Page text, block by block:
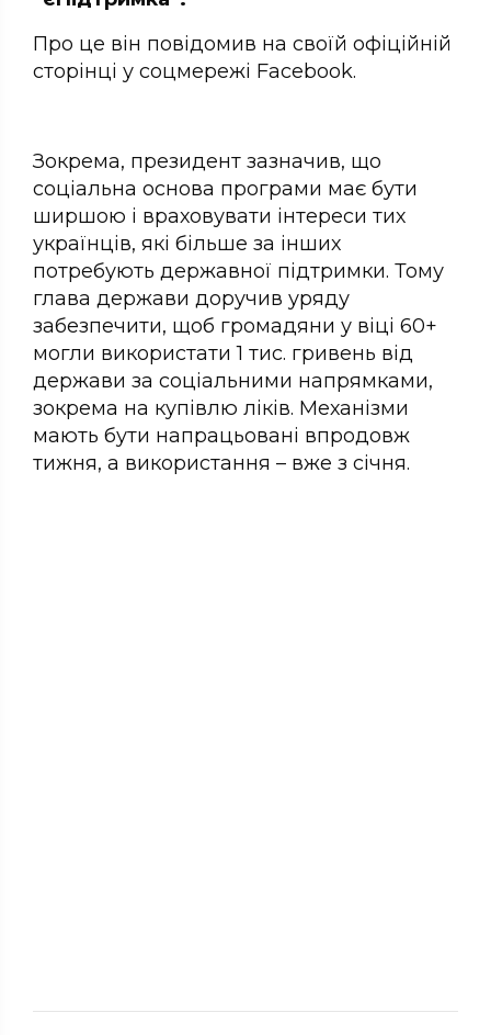
Про це він повідомив на своїй офіційній
сторінці у соцмережі Facebook.
Зокрема, президент зазначив, що
соціальна основа програми має бути
ширшою і враховувати інтереси тих
українців, які більше за інших
потребують державної підтримки. Тому
глава держави доручив уряду
забезпечити, щоб громадяни у віці 60+
могли використати 1 тис. гривень від
держави за соціальними напрямками,
зокрема на купівлю ліків. Механізми
мають бути напрацьовані впродовж
тижня, а використання – вже з січня.